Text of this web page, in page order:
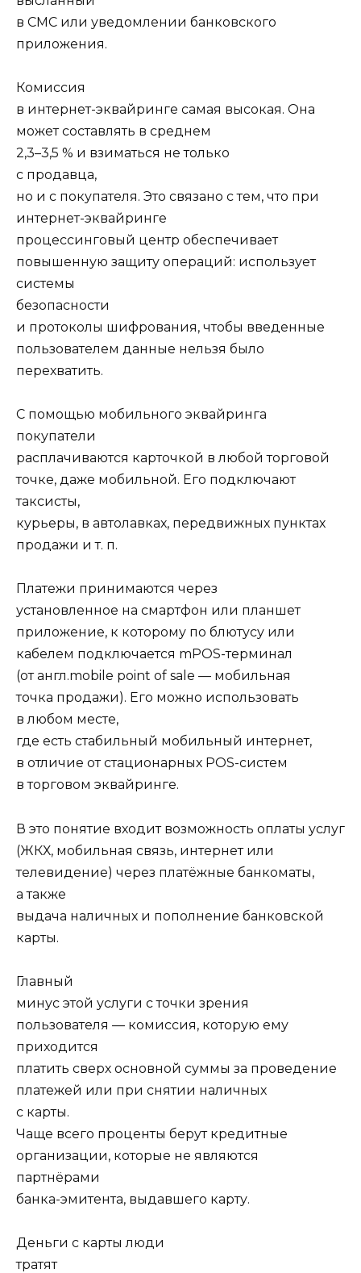
в СМС или уведомлении банковского
приложения.
Комиссия
в интернет-эквайринге самая высокая. Она
может составлять в среднем
2,3–3,5 % и взиматься не только
с продавца,
но и с покупателя. Это связано с тем, что при
интернет-эквайринге
процессинговый центр обеспечивает
повышенную защиту операций: использует
системы
безопасности
и протоколы шифрования, чтобы введенные
пользователем данные нельзя было
перехватить.
С помощью мобильного эквайринга
покупатели
расплачиваются карточкой в любой торговой
точке, даже мобильной. Его подключают
таксисты,
курьеры, в автолавках, передвижных пунктах
продажи и т. п.
Платежи принимаются через
установленное на смартфон или планшет
приложение, к которому по блютусу или
кабелем подключается mPOS-терминал
(отангл.mobile point of sale — мобильная
точка продажи). Его можно использовать
в любом месте,
где есть стабильный мобильный интернет,
в отличие от стационарных POS-систем
в торговом эквайринге.
В это понятие входит возможность оплаты услуг
(ЖКХ, мобильная связь, интернет или
телевидение) через платёжные банкоматы,
а также
выдача наличных и пополнение банковской
карты.
Главный
минус этой услуги с точки зрения
пользователя — комиссия, которую ему
приходится
платить сверх основной суммы за проведение
платежей или при снятии наличных
с карты.
Чаще всего проценты берут кредитные
организации, которые не являются
партнёрами
банка-эмитента, выдавшего карту.
Деньги с карты люди
тратят